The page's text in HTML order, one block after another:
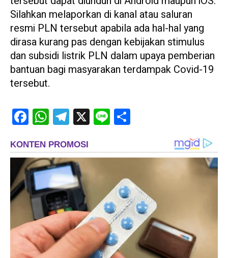
Silahkan melaporkan di kanal atau saluran
resmi PLN tersebut apabila ada hal-hal yang
dirasa kurang pas dengan kebijakan stimulus
dan subsidi listrik PLN dalam upaya pemberian
bantuan bagi masyarakan terdampak Covid-19
tersebut.
FacebookWhatsAppTelegram
X Line